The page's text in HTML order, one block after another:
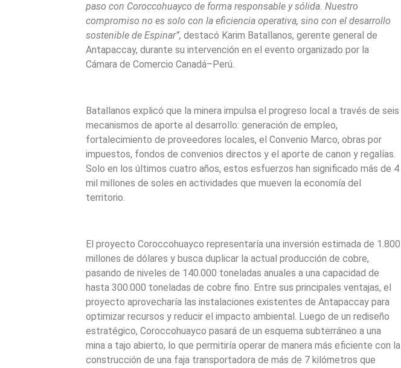
paso con Coroccohuayco de forma responsable y sólida. Nuestro
compromiso no es solo con la eficiencia operativa, sino con el desarrollo
sostenible de Espinar”, destacó Karim Batallanos, gerente general de
Antapaccay, durante su intervención en el evento organizado por la
Cámara de Comercio Canadá–Perú.
Batallanos explicó que la minera impulsa el progreso local a través de seis
mecanismos de aporte al desarrollo: generación de empleo,
fortalecimiento de proveedores locales, el Convenio Marco, obras por
impuestos, fondos de convenios directos y el aporte de canon y regalías.
Solo en los últimos cuatro años, estos esfuerzos han significado más de 4
mil millones de soles en actividades que mueven la economía del
territorio.
El proyecto Coroccohuayco representaría una inversión estimada de 1.800
millones de dólares y busca duplicar la actual producción de cobre,
pasando de niveles de 140.000 toneladas anuales a una capacidad de
hasta 300.000 toneladas de cobre fino. Entre sus principales ventajas, el
proyecto aprovecharía las instalaciones existentes de Antapaccay para
optimizar recursos y reducir el impacto ambiental. Luego de un rediseño
estratégico, Coroccohuayco pasará de un esquema subterráneo a una
mina a tajo abierto, lo que permitiría operar de manera más eficiente con la
construcción de una faja transportadora de más de 7 kilómetros que